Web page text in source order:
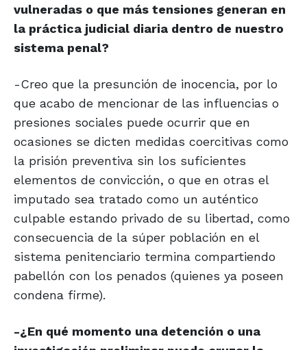
vulneradas o que más tensiones generan en
la práctica judicial diaria dentro de nuestro
sistema penal?
-Creo que la presunción de inocencia, por lo
que acabo de mencionar de las influencias o
presiones sociales puede ocurrir que en
ocasiones se dicten medidas coercitivas como
la prisión preventiva sin los suficientes
elementos de convicción, o que en otras el
imputado sea tratado como un auténtico
culpable estando privado de su libertad, como
consecuencia de la súper población en el
sistema penitenciario termina compartiendo
pabellón con los penados (quienes ya poseen
condena firme).
-¿En qué momento una detención o una